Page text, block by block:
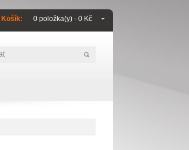
Košík: 0 položka(y) - 0 Kč